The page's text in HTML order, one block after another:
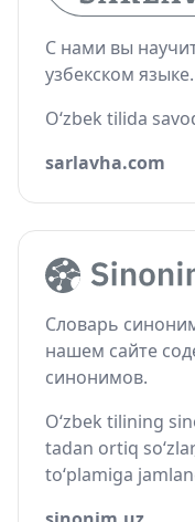
С нами вы
узбекском языке.
O‘zbek tilida
sarlavha.com
Словарь
нашем сайте
синонимов.
O‘zbek tilining
tadan ortiq
to‘plamiga